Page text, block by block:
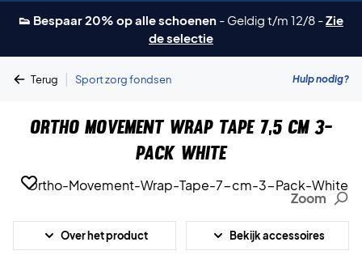
👟 Bespaar 20% op alle schoenen - Geldig t/m 12/8 -Zie
de selectie
Terug | Sport zorg fondsen Hulp nodig?
Ortho Movement Wrap Tape 7,5 cm 3-
Pack White
Zoom
Over het product Bekijk accessoires